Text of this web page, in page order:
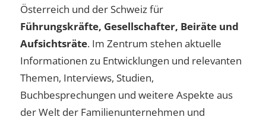
Österreich und der Schweiz für
Führungskräfte, Gesellschafter, Beiräte und
Aufsichtsräte. Im Zentrum stehen aktuelle
Informationen zu Entwicklungen und relevanten
Themen, Interviews, Studien,
Buchbesprechungen und weitere Aspekte aus
der Welt der Familienunternehmen und